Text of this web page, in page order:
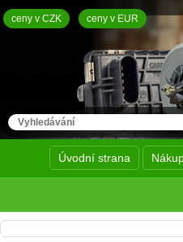
ceny v CZK ceny v EUR
Úvodní strana